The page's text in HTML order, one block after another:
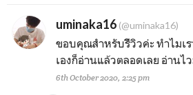
uminaka16 (@uminaka16)
ขอบคุณสำหรับรีิวิวค่ะ ทำไมเร
เองก็อ่านแล้วตลอดเลย อ่านไว
6th October 2020, 2:25 pm